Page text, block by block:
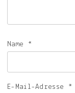
Name *
E-Mail-Adresse *